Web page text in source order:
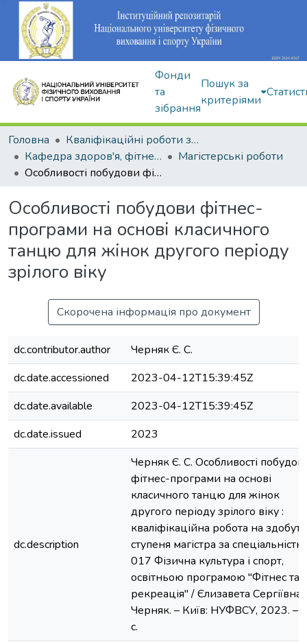
Фонди
та
зібрання
Пошук за
критеріями
Головна
Кваліфікаційні роботи здобувачів вищої освіти
Кафедра здоров'я, фітнесу та рекреації
Магістерські роботи
Особливості побудови фітнес-програми на основі класичного танцю для жінок другого періоду зрілого віку
Особливості побудови фітнес-
програми на основі класичного
танцю для жінок другого періоду
зрілого віку
Скорочена інформація про документ
dc.contributor.author
Черняк Є. С.
dc.date.accessioned
2023-04-12T15:39:45Z
dc.date.available
2023-04-12T15:39:45Z
dc.date.issued
2023
dc.description
Черняк Є. С. Особливості
фітнес-програми на основі
класичного танцю для жінок
другого періоду зрілого віку :
кваліфікаційна робота на
ступеня магістра за спеціальністю:
017 Фізична культура і спорт,
освітньою програмою "Фітнес та
рекреація" / Єлизавета Сергіївна
Черняк. – Київ: НУФВСУ, 2023. –
с.